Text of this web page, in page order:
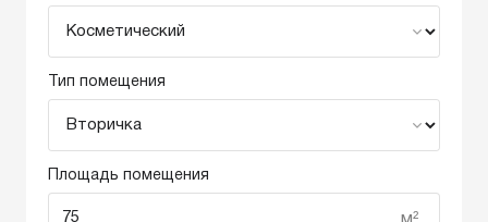
Тип помещения
Площадь помещения